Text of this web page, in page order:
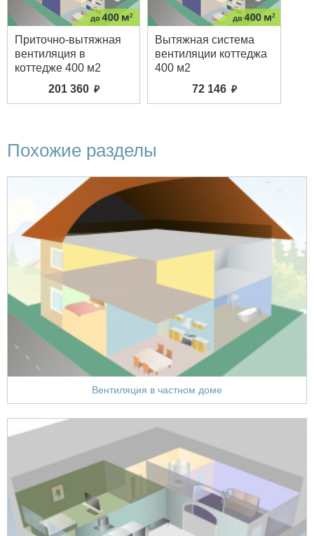
Приточно-вытяжная
вентиляция в
коттедже 400 м2
201 360
Вытяжная система
вентиляции коттеджа
400 м2
72 146
Похожие разделы
Вентиляция в частном доме